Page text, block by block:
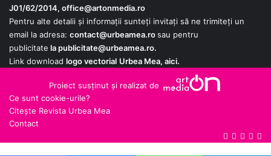
J01/62/2014, office@artonmedia.ro
Pentru alte detalii și informații sunteți invitați să ne trimiteți un
email la adresa: contact@urbeamea.rosau pentru
publicitate lapublicitate@urbeamea.ro.
Link download logo vectorial Urbea Mea, aici.
Proiect susținut și realizat de
Ce sunt cookie-urile?
Citește Revista Urbea Mea
Contact
YouTube
Google